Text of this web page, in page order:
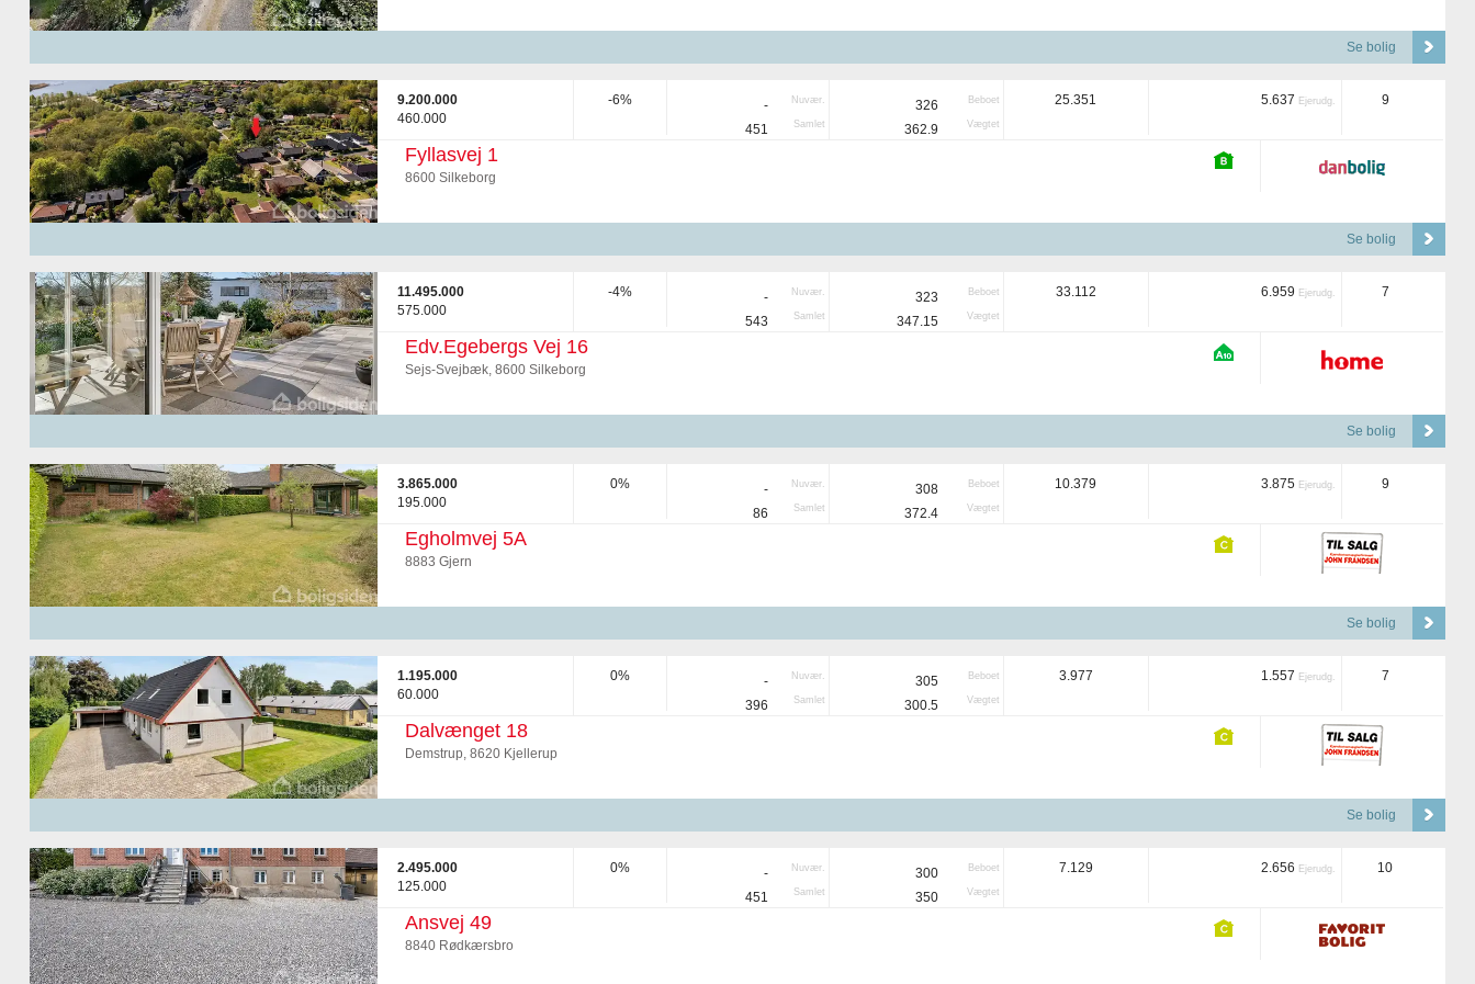
Se bolig
9.200.000
460.000
-6% - Nuvær.
451 Samlet
326 Beboet
362.9 Vægtet
25.351 5.637 Ejerudg. 9
Fyllasvej 1
8600 Silkeborg
Se bolig
11.495.000
575.000
-4% - Nuvær.
543 Samlet
323 Beboet
347.15 Vægtet
33.112 6.959 Ejerudg. 7
Edv.Egebergs Vej 16
Sejs-Svejbæk, 8600 Silkeborg
Se bolig
3.865.000
195.000
0% - Nuvær.
86 Samlet
308 Beboet
372.4 Vægtet
10.379 3.875 Ejerudg. 9
Egholmvej 5A
8883 Gjern
Se bolig
1.195.000
60.000
0% - Nuvær.
396 Samlet
305 Beboet
300.5 Vægtet
3.977 1.557 Ejerudg. 7
Dalvænget 18
Demstrup, 8620 Kjellerup
Se bolig
2.495.000
125.000
0% - Nuvær.
451 Samlet
300 Beboet
350 Vægtet
7.129 2.656 Ejerudg. 10
Ansvej 49
8840 Rødkærsbro